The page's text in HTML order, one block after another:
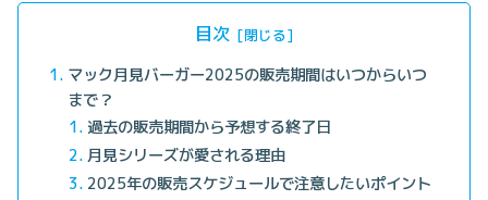
目次
マック月見バーガー2025の販売期間はいつからいつ
まで？
過去の販売期間から予想する終了日
月見シリーズが愛される理由
2025年の販売スケジュールで注意したいポイント